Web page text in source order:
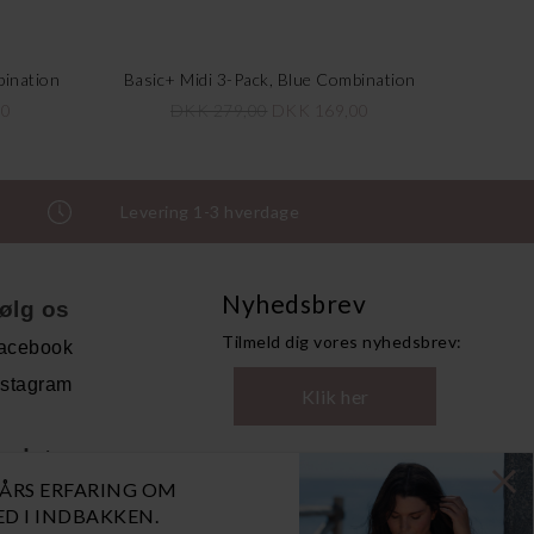
ERFARING OM
I INDBAKKEN.
Basic+ Midi 3-Pack, Blue Combination
Levering 1-3 hverdage
os Nyhedsbrev
Tilmeld dig vores nyhedsbrev:
Klik her